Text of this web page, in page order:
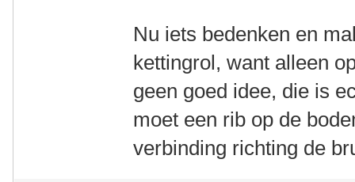
Nu iets bedenken en
kettingrol, want alleen
geen goed idee, die is
moet een rib op de
verbinding richting de